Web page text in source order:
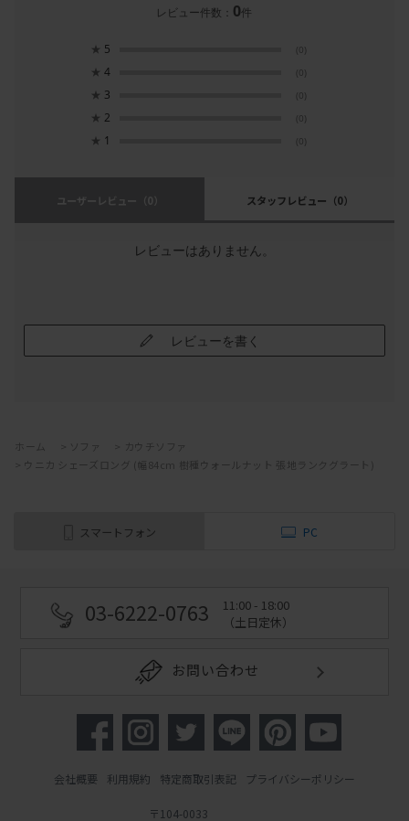
レビュー件数： 0件
★ 5 (0)
★ 4 (0)
★ 3 (0)
★ 2 (0)
★ 1 (0)
ユーザーレビュー （0） スタッフレビュー （0）
レビューはありません。
レビューを書く
ホーム ソファ
カウチソファ
ウニカ シェーズロング (幅84cm 樹種ウォールナット 張地ランクグラート)
スマートフォン PC
03-6222-0763
11:00 - 18:00
（土日定休）
お問い合わせ
会社概要 利用規約 特定商取引表記 プライバシーポリシー
〒104-0033